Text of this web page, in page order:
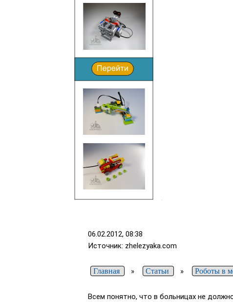
06.02.2012, 08:38
Источник: zhelezyaka.com
Главная » Статьи » Роботы в
Всем понятно, что в больницах не